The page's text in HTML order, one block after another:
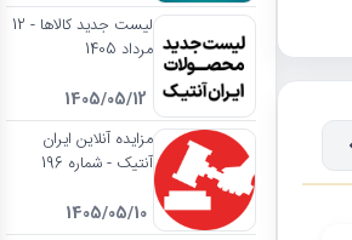
لیست جدید کالاها - 12
مرداد 1405
1405/05/12
مزایده آنلاین ایران
آنتیک - شماره 196
1405/05/10